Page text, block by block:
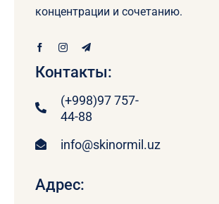
концентрации и сочетанию.
Контакты:
(+998)97 757-
44-88
info@skinormil.uz
Адрес: